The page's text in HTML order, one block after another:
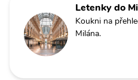
Letenky do
Koukni na
Milána.